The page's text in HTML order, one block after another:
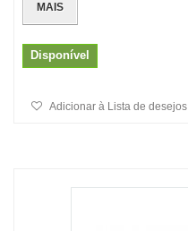
MAIS
Disponível
Adicionar à Lista de desejos